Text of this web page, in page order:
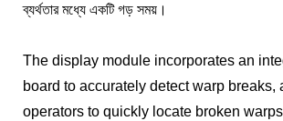
ব্যর্থতার মধ্যে একটি গড় সময়।
The display module incorporates an
board to accurately detect warp breaks,
operators to quickly locate broken warps.